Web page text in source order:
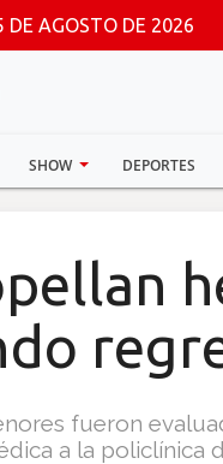
DE AGOSTO DE 2026
SHOW DEPORTES
fueron
a la policlínica